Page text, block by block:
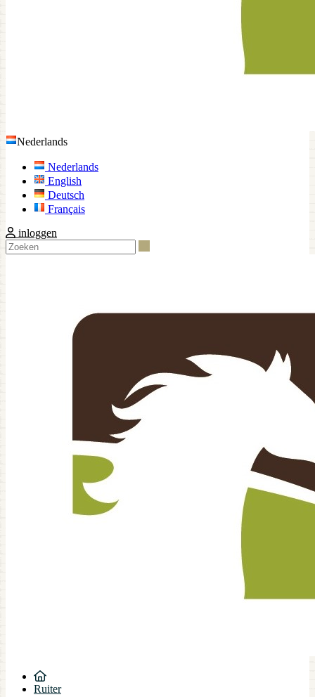
Nederlands
Nederlands
English
Deutsch
Français
inloggen
Ruiter